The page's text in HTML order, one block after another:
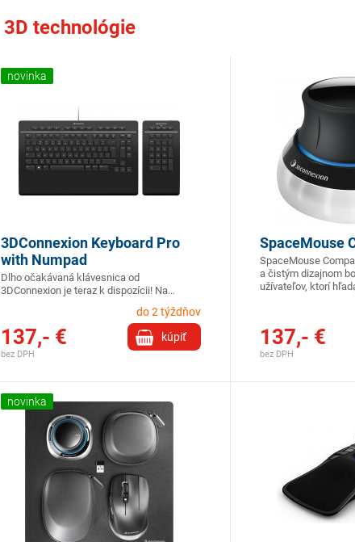
3D technológie
novinka
3DConnexion Keyboard Pro
with Numpad
Dlho očakávaná klávesnica od
3DConnexion je teraz k dispozícii! Na…
do 2 týždňov
kúpiť
137,- €
bez DPH
SpaceMouse
SpaceMouse
a čistým dizajnom
užívateľov, ktorí
137,- €
bez DPH
novinka